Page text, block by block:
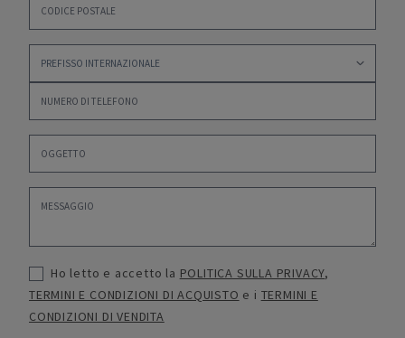
Ho letto e accetto la POLITICA SULLA PRIVACY,
TERMINI E CONDIZIONI DI ACQUISTO e i TERMINI E
CONDIZIONI DI VENDITA